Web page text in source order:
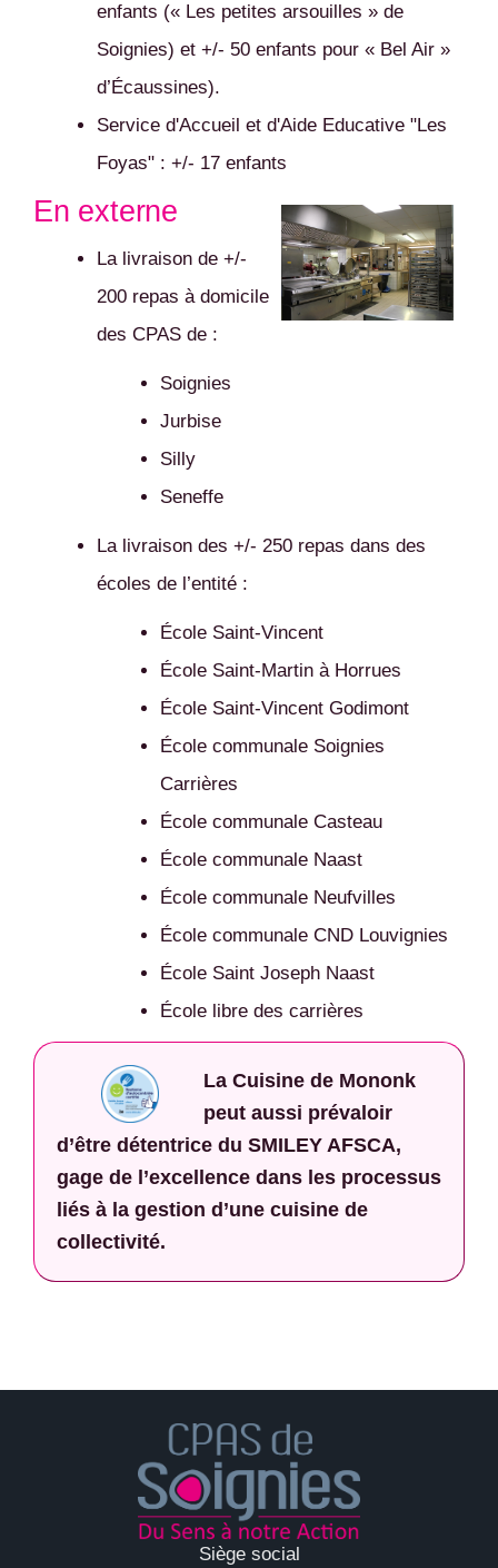
enfants (« Les petites arsouilles » de
Soignies) et +/- 50 enfants pour « Bel Air »
d’Écaussines).
Service d'Accueil et d'Aide Educative "Les
Foyas" : +/- 17 enfants
En externe
La livraison de +/-
200 repas à domicile
des CPAS de :
Soignies
Jurbise
Silly
Seneffe
La livraison des +/- 250 repas dans des
écoles de l’entité :
École Saint-Vincent
École Saint-Martin à Horrues
École Saint-Vincent Godimont
École communale Soignies
Carrières
École communale Casteau
École communale Naast
École communale Neufvilles
École communale CND Louvignies
École Saint Joseph Naast
École libre des carrières
La Cuisine de Mononk
peut aussi prévaloir
d’être détentrice du SMILEY AFSCA,
gage de l’excellence dans les processus
liés à la gestion d’une cuisine de
collectivité.
Siège social